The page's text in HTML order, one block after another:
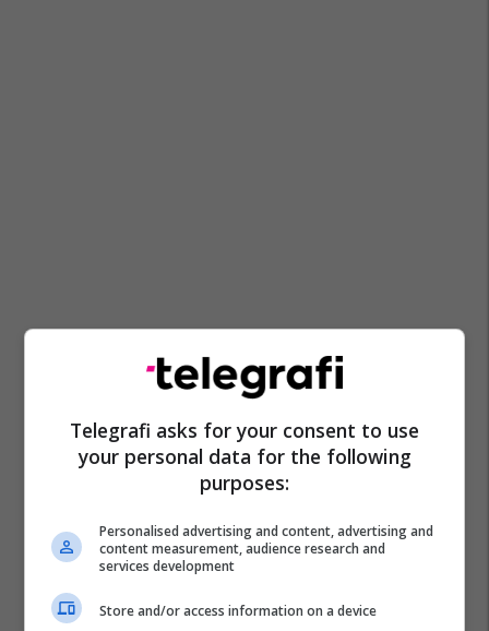
Telegrafi asks for your consent to use
your personal data for the following
purposes:
Personalised advertising and content, advertising and
content measurement, audience research and
services development
Store and/or access information on a device